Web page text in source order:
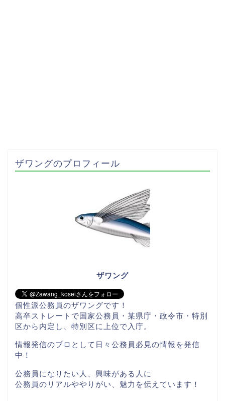
ザワングのプロフィール
ザワング
個性派公務員のザワングです！
高卒ストレートで国家公務員・某県庁・政令市・特別
区から内定し、特別区に上位で入庁。
情報発信のプロとして日々公務員必見の情報を発信
中！
公務員になりたい人、興味がある人に
公務員のリアルややりがい、魅力を伝えています！